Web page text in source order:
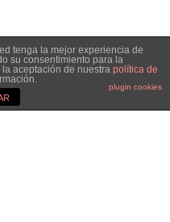
tenga la mejor experiencia de
su consentimiento para la
aceptación de nuestra política de
plugin cookies